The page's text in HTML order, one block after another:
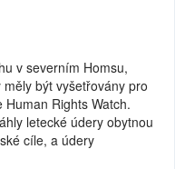
v severním Homsu,
být vyšetřovány pro
Rights Watch.
letecké údery obytnou
cíle, a údery